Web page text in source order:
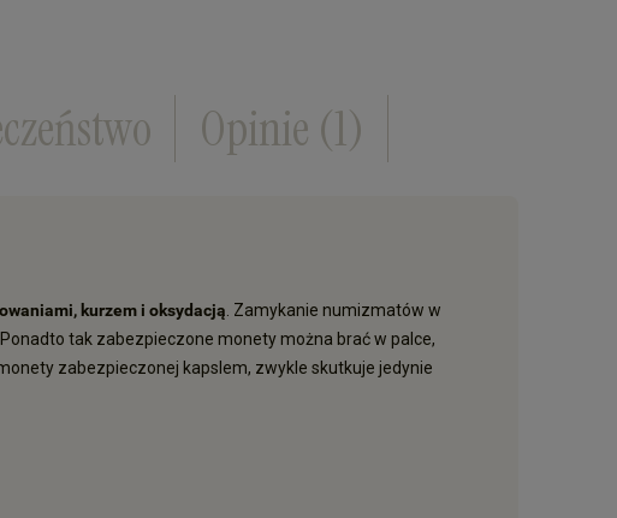
Opinie (1)
kurzem i oksydacją . Zamykanie numizmatów w
tak zabezpieczone monety można brać w palce,
zabezpieczonej kapslem, zwykle skutkuje jedynie